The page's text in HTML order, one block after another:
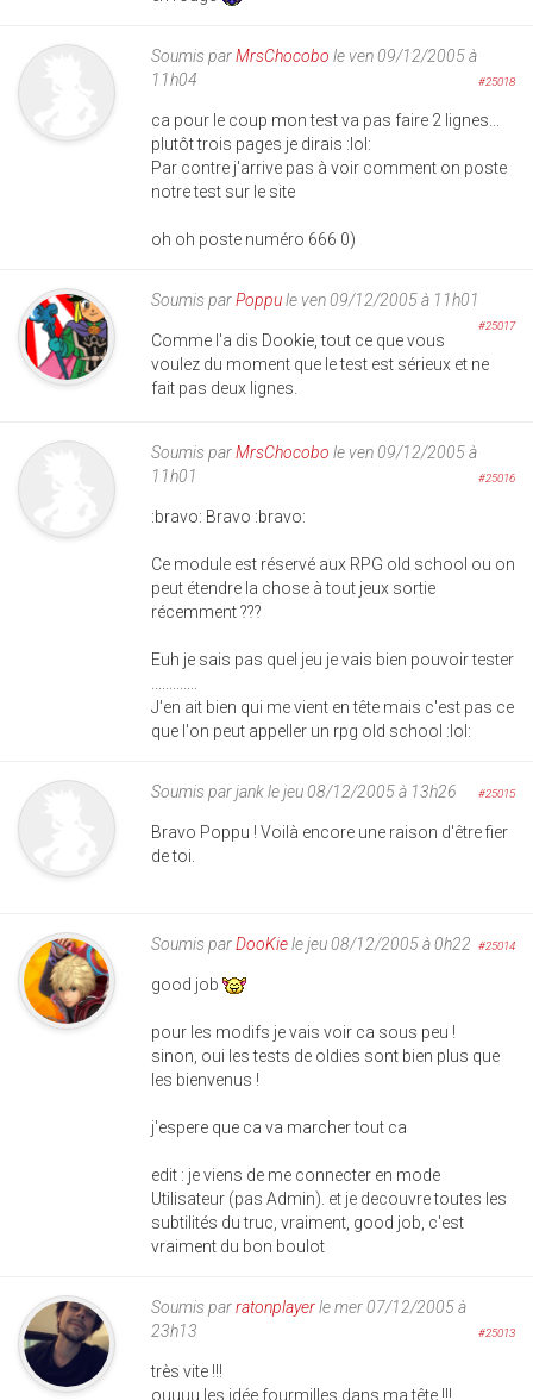
Soumis parMrsChocobo le ven 09/12/2005 à
11h04
#25018
ca pour le coup mon test va pas faire 2 lignes...
plutôt trois pages je dirais :lol:
Par contre j'arrive pas à voir comment on poste
notre test sur le site
oh oh poste numéro 666 0)
Soumis parPoppule ven 09/12/2005 à 11h01
#25017
Comme l'a dis Dookie, tout ce que vous
voulez du moment que le test est sérieux et ne
fait pas deux lignes.
Soumis parMrsChocobo le ven 09/12/2005 à
11h01
#25016
:bravo: Bravo :bravo:
Ce module est réservé aux RPG old school ou on
peut étendre la chose à tout jeux sortie
récemment ???
Euh je sais pas quel jeu je vais bien pouvoir tester
J'en ait bien qui me vient en tête mais c'est pas ce
que l'on peut appeller un rpg old school :lol:
Soumis parjankle jeu 08/12/2005 à 13h26 #25015
Bravo Poppu ! Voilà encore une raison d'être fier
de toi.
Soumis parDooKiele jeu 08/12/2005 à 0h22 #25014
good job
pour les modifs je vais voir ca sous peu !
sinon, oui les tests de oldies sont bien plus que
les bienvenus !
j'espere que ca va marcher tout ca
edit : je viens de me connecter en mode
Utilisateur (pas Admin). et je decouvre toutes les
subtilités du truc, vraiment, good job, c'est
vraiment du bon boulot
Soumis parratonplayerle mer 07/12/2005 à
23h13
#25013
très vite !!!
ouuuu les idée fourmilles dans ma tête !!!